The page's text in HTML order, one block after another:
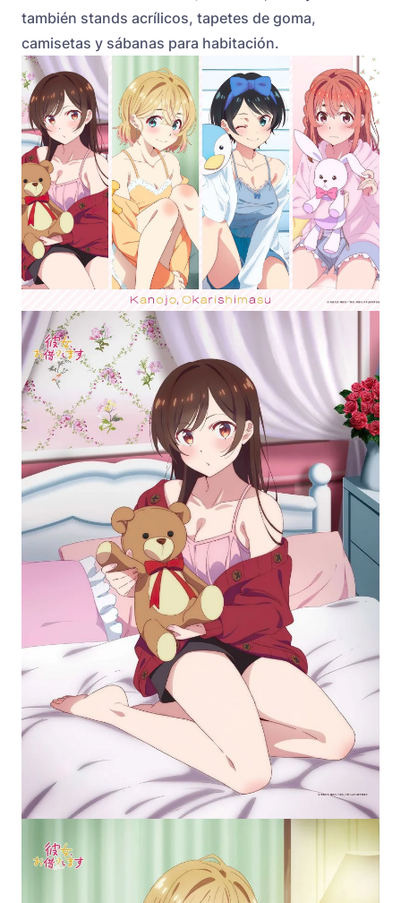
también stands acrílicos, tapetes de goma,
camisetas y sábanas para habitación.